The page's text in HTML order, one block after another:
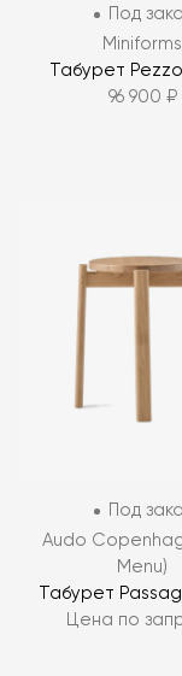
Под
Miniforms
Табурет
96 900 ₽
Под
Audo
Menu)
Табурет
Цена по